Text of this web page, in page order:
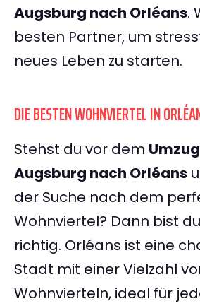
Augsburg nach Orléans.
besten Partner, um
neues Leben zu starten.
DIE BESTEN WOHNVIERTEL IN
Stehst du vor dem
Augsburg nach Orléans
der Suche nach dem
Wohnviertel? Dann bist
richtig. Orléans ist eine
Stadt mit einer Vielzahl
Wohnvierteln, ideal für